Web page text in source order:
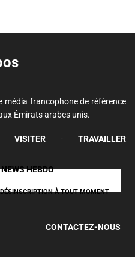
média francophone de référence
Émirats arabes unis.
VISITER - TRAVAILLER
HEBDO
À TOUT MOMENT
CONTACTEZ-NOUS